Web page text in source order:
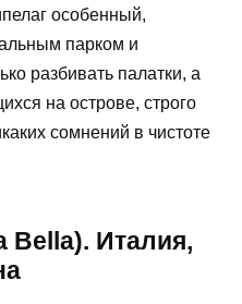
особенный,
парком и
разбивать палатки, а
на острове, строго
сомнений в чистоте
Bella). Италия,